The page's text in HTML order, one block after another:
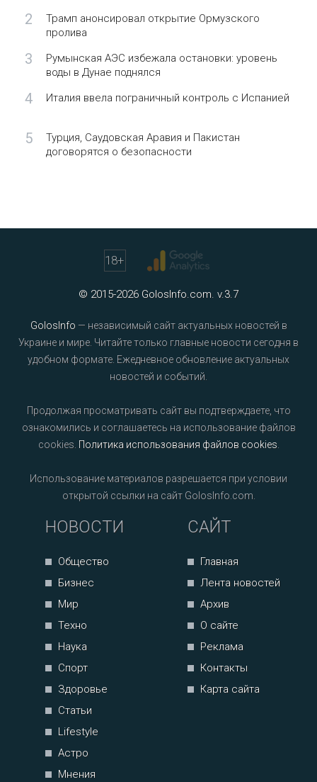
2
Трамп анонсировал открытие Ормузского
пролива
3
Румынская АЭС избежала остановки: уровень
воды в Дунае поднялся
4 Италия ввела пограничный контроль с Испанией
5
Турция, Саудовская Аравия и Пакистан
договорятся о безопасности
18+
© 2015-2026 GolosInfo.com. v.3.7
GolosInfo — независимый сайт актуальных новостей в
Украине и мире. Читайте только главные новости сегодня в
удобном формате. Ежедневное обновление актуальных
новостей и событий.
Продолжая просматривать сайт вы подтверждаете, что
ознакомились и соглашаетесь на использование файлов
cookies. Политика использования файлов cookies
Использование материалов разрешается при условии
открытой ссылки на сайт GolosInfo.com.
НОВОСТИ
Общество
Бизнес
Мир
Техно
Наука
Спорт
Здоровье
Статьи
Lifestyle
Астро
Мнения
САЙТ
Главная
Лента новостей
Архив
О сайте
Реклама
Контакты
Карта сайта